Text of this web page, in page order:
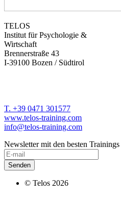
TELOS
Institut für Psychologie &
Wirtschaft
Brennerstraße 43
I-39100 Bozen / Südtirol
T. +39 0471 301577
www.telos-training.com
info@telos-training.com
Newsletter mit den besten
© Telos 2026